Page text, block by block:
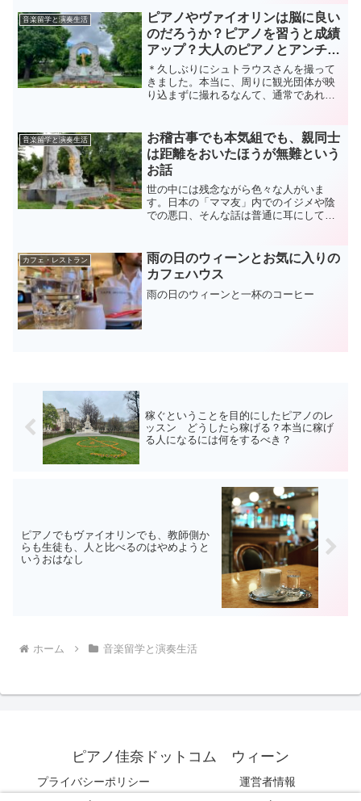
だったと想像できるので、わたしがやっ
とスケールというものに出...
音楽留学と演奏生活
ピアノやヴァイオリンは脳に良い
のだろうか？ピアノを習うと成績
アップ？大人のピアノとアンチエ
イジング考
＊久しぶりにシュトラウスさんを撮って
きました。本当に、周りに観光団体が映
り込まずに撮れるなんて、通常であれば
ノ」と「お勉強」について書いてみたい
と思います。前にも書きま...
音楽留学と演奏生活
お稽古事でも本気組でも、親同士
は距離をおいたほうが無難という
お話
世の中には残念ながら色々な人がいま
す。日本の「ママ友」内でのイジメや陰
での悪口、そんな話は普通に耳にして嫌
がない人もいるし、年がら年中、起こる
ことすべてが不平100％の人...
カフェ・レストラン
雨の日のウィーンとお気に入りの
カフェハウス
雨の日のウィーンと一杯のコーヒー
稼ぐということを目的にしたピアノのレ
ッスン どうしたら稼げる？本当に稼げ
る人になるには何をするべき？
ピアノでもヴァイオリンでも、教師側か
らも生徒も、人と比べるのはやめようと
いうおはなし
ホーム 音楽留学と演奏生活
ピアノ佳奈ドットコム ウィーン
プライバシーポリシー 運営者情報